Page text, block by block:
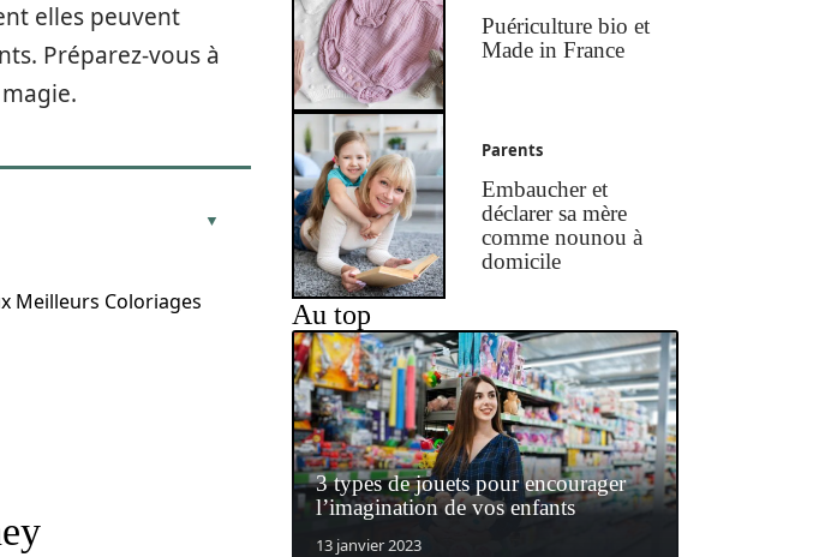
elles peuvent
Préparez-vous à
Meilleurs Coloriages
Puériculture bio et
Made in France
Parents
Embaucher et
déclarer sa mère
comme nounou à
domicile
Au top
3 types de jouets pour encourager
l’imagination de vos enfants
13 janvier 2023